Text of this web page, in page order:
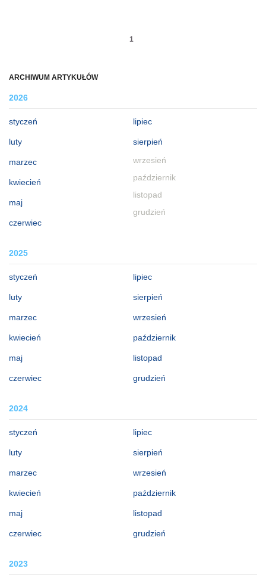
ARCHIWUM ARTYKUŁÓW
2026
styczeń
luty
marzec
kwiecień
maj
czerwiec
lipiec
sierpień
wrzesień
październik
listopad
grudzień
2025
styczeń
luty
marzec
kwiecień
maj
czerwiec
lipiec
sierpień
wrzesień
październik
listopad
grudzień
2024
styczeń
luty
marzec
kwiecień
maj
czerwiec
lipiec
sierpień
wrzesień
październik
listopad
grudzień
2023
1